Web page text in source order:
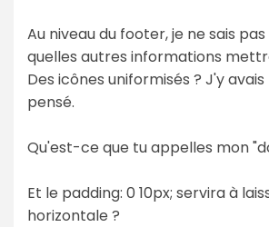
Au niveau du footer, je ne sais
quelles autres informations
Des icônes uniformisés ? J'y
pensé.
Qu'est-ce que tu appelles mon
Et le padding: 0 10px; servira à
horizontale ?